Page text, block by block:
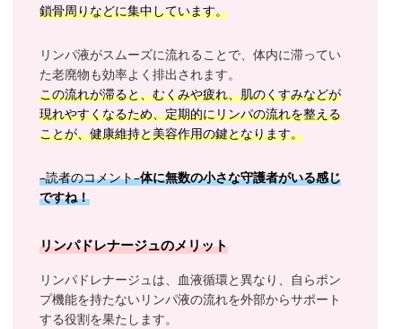
鎖骨周りなどに集中しています。
リンパ液がスムーズに流れることで、体内に滞ってい
た老廃物も効率よく排出されます。
この流れが滞ると、むくみや疲れ、肌のくすみなどが
現れやすくなるため、定期的にリンパの流れを整える
ことが、健康維持と美容作用の鍵となります。
–読者のコメント–体に無数の小さな守護者がいる感じ
ですね！
リンパドレナージュのメリット
リンパドレナージュは、血液循環と異なり、自らポン
プ機能を持たないリンパ液の流れを外部からサポート
する役割を果たします。